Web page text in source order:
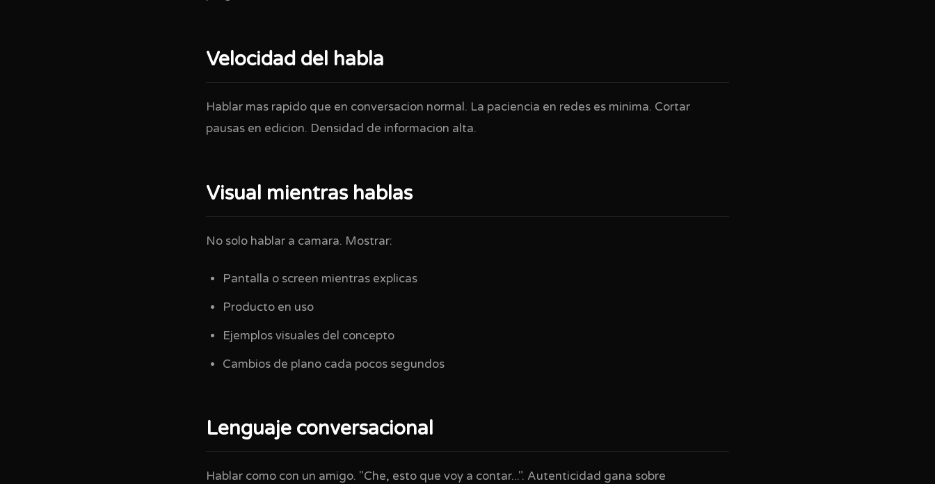
Velocidad del habla
Hablar mas rapido que en conversacion normal. La paciencia en redes es minima. Cortar
pausas en edicion. Densidad de informacion alta.
Visual mientras hablas
No solo hablar a camara. Mostrar:
Pantalla o screen mientras explicas
Producto en uso
Ejemplos visuales del concepto
Cambios de plano cada pocos segundos
Lenguaje conversacional
Hablar como con un amigo. "Che, esto que voy a contar...". Autenticidad gana sobre